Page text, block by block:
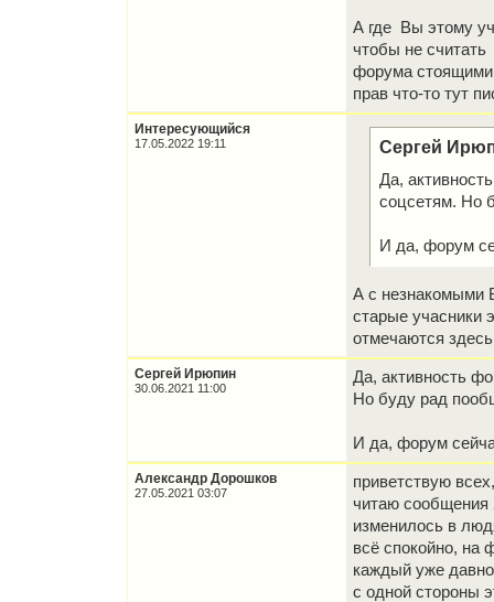
А где Вы этому
чтобы не считать
форума стоящими
прав что-то тут
Интересующийся
17.05.2022 19:11 Сергей
Да,
соцсетям. Но
И да, форум
А с незнакомыми
старые учасники
отмечаются
Сергей Ирюпин
30.06.2021 11:00
Да, активность
Но буду рад
И да, форум
Александр Дорошков
27.05.2021 03:07
приветствую
читаю сообщения
изменилось в
всё спокойно, на
каждый уже
с одной стороны